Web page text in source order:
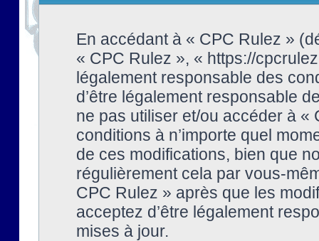
En accédant à « CPC Rulez »
« CPC Rulez », « https://
légalement responsable des
d’être légalement responsable
ne pas utiliser et/ou accéder à
conditions à n’importe quel
de ces modifications, bien que
régulièrement cela par vous-
CPC Rulez » après que les
acceptez d’être légalement
mises à jour.